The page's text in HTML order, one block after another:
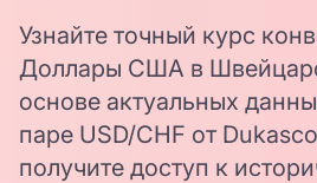
Узнайте точный курс
Доллары США в
основе актуальных
паре USD/CHF от
получите доступ к